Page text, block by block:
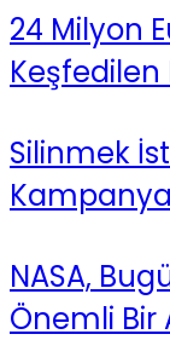
24 Milyon
Keşfedilen
Silinmek
NASA,
Önemli Bir